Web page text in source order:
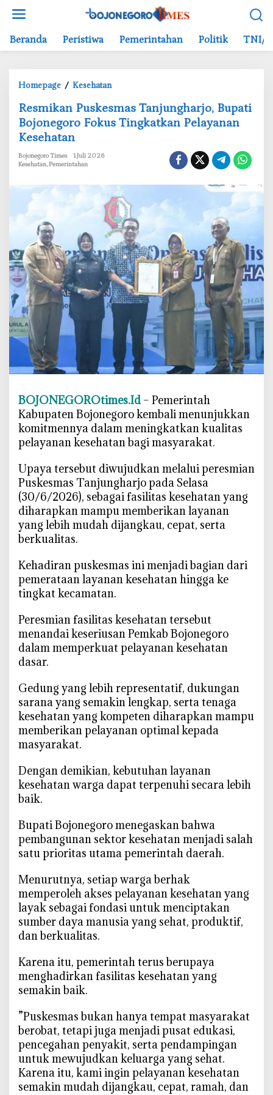
Beranda Peristiwa Pemerintahan Politik TNI/
Homepage / Kesehatan
e
s
P
u
s
k
e
s
m
a
s
a
n
j
g
h
a
r
o
,
B
u
p
i
B
o
o
n
e
r
o
F
o
T
g
k
a
k
a
n
P
a
y
a
n
K
e
‎Resmikan Puskesmas Tanjungharjo, Bupati
Bojonegoro Fokus Tingkatkan Pelayanan
Kesehatan
Bojonegoro Times
1 Juli 2026
Kesehatan,Pemerintahan
BOJONEGOROtimes.Id – Pemerintah
Kabupaten Bojonegoro kembali menunjukkan
komitmennya dalam meningkatkan kualitas
pelayanan kesehatan bagi masyarakat.
‎Upaya tersebut diwujudkan melalui peresmian
Puskesmas Tanjungharjo pada Selasa
(30/6/2026), sebagai fasilitas kesehatan yang
diharapkan mampu memberikan layanan
yang lebih mudah dijangkau, cepat, serta
berkualitas.
‎Kehadiran puskesmas ini menjadi bagian dari
pemerataan layanan kesehatan hingga ke
tingkat kecamatan.
‎Peresmian fasilitas kesehatan tersebut
menandai keseriusan Pemkab Bojonegoro
dalam memperkuat pelayanan kesehatan
dasar.
‎Gedung yang lebih representatif, dukungan
sarana yang semakin lengkap, serta tenaga
kesehatan yang kompeten diharapkan mampu
memberikan pelayanan optimal kepada
masyarakat.
‎Dengan demikian, kebutuhan layanan
kesehatan warga dapat terpenuhi secara lebih
baik.
‎Bupati Bojonegoro menegaskan bahwa
pembangunan sektor kesehatan menjadi salah
satu prioritas utama pemerintah daerah.
‎Menurutnya, setiap warga berhak
memperoleh akses pelayanan kesehatan yang
layak sebagai fondasi untuk menciptakan
sumber daya manusia yang sehat, produktif,
dan berkualitas.
‎Karena itu, pemerintah terus berupaya
menghadirkan fasilitas kesehatan yang
semakin baik.
‎”Puskesmas bukan hanya tempat masyarakat
berobat, tetapi juga menjadi pusat edukasi,
pencegahan penyakit, serta pendampingan
untuk mewujudkan keluarga yang sehat.
Karena itu, kami ingin pelayanan kesehatan
semakin mudah dijangkau, cepat, ramah, dan